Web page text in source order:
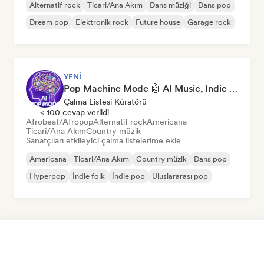
Alternatif rock Ticari/Ana Akım Dans müziği
Dans pop
Dream pop
Elektronik rock Future house Garage rock
YENI
Pop Machine Mode 🤖 AI Music, Indie Pop & Dream Pop
Çalma Listesi Küratörü
< 100 cevap verildi
Afrobeat/AfropopAlternatif rockAmericana
Ticari/Ana AkımCountry müzik
Sanatçıları etkileyici çalma listelerime ekle
Americana Ticari/Ana Akım Country müzik
Dans pop
Hyperpop
İndie folk İndie pop Uluslararası pop